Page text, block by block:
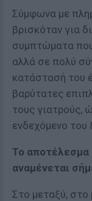
Σύμφωνα με
βρισκόταν για
συμπτώματα
αλλά σε πολύ
κατάστασή του
βαρύτατες
τους γιατρούς,
ενδεχόμενο
Το
αναμένεται
Στο μεταξύ,